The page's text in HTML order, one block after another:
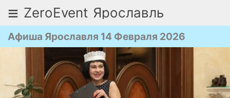
≡ ZeroEvent Ярославль
Афиша Ярославля 14 Февраля 2026